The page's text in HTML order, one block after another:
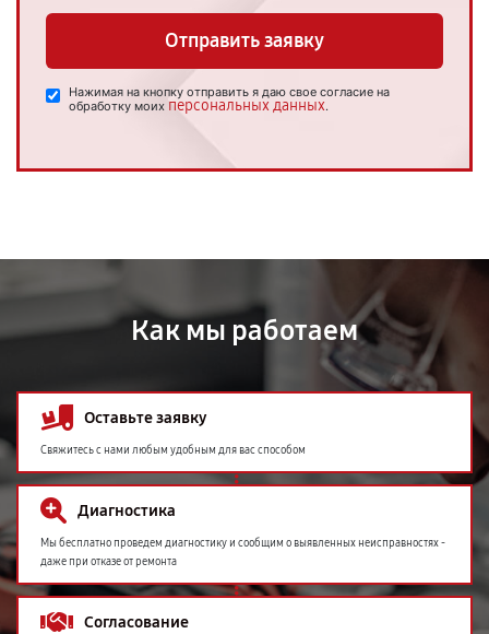
Отправить заявку
Нажимая на кнопку отправить я даю свое согласие на
обработку моих персональных данных.
Как мы работаем
Оставьте заявку
Свяжитесь с нами любым удобным для вас способом
Диагностика
Мы бесплатно проведем диагностику и сообщим о выявленных неисправностях -
даже при отказе от ремонта
Согласование